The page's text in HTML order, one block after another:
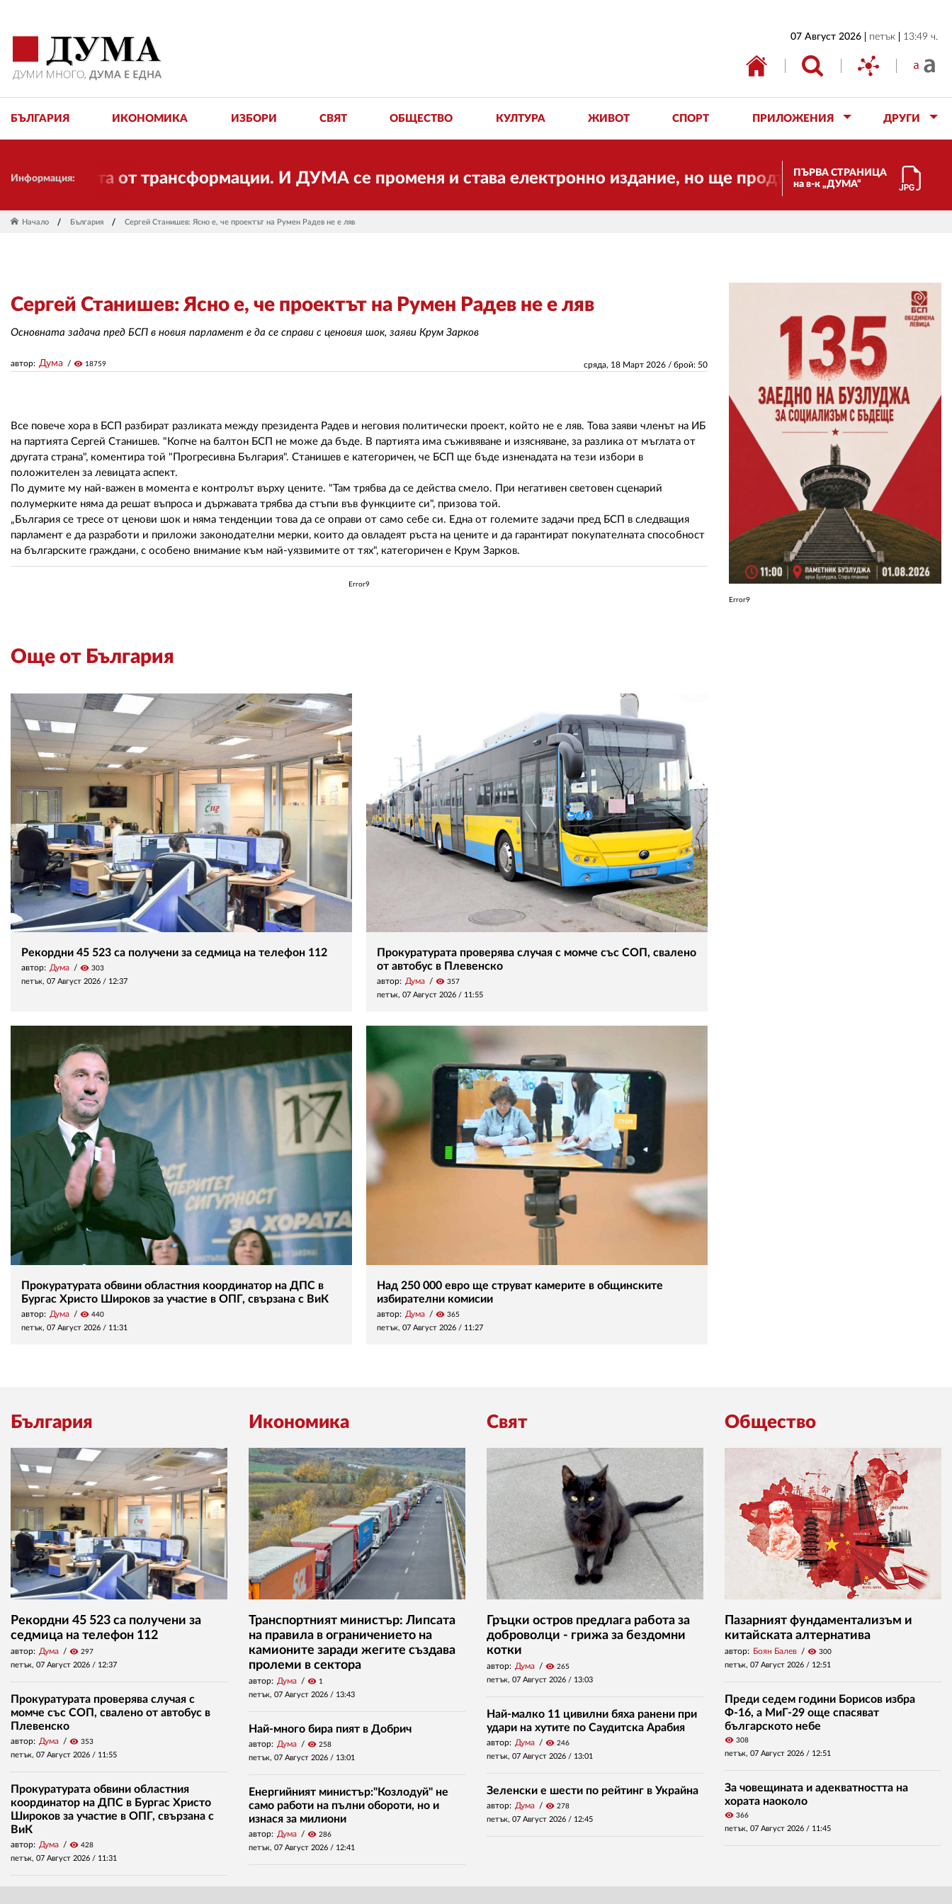
07 Август 2026 петък 13:49 ч.
БЪЛГАРИЯ ИКОНОМИКА ИЗБОРИ СВЯТ ОБЩЕСТВО КУЛТУРА ЖИВОТ СПОРТ ПРИЛОЖЕНИЯ ДРУГИ
Информация:от трансформации. И ДУМА се променя и става електронно издание, но ще продължи да работи за вас и за
ПЪРВА СТРАНИЦА
на в-к „ДУМА“
Начало България Сергей Станишев: Ясно е, че проектът на Румен Радев не е ляв
Сергей Станишев: Ясно е, че проектът на Румен Радев не е ляв
Основната задача пред БСП в новия парламент е да се справи с ценовия шок, заяви Крум Зарков
сряда, 18 Март 2026 / брой: 50
автор: Дума visibility 18759
Все повече хора в БСП разбират разликата между президента Радев и неговия политически проект, който не е ляв. Това заяви членът на ИБ
на партията Сергей Станишев. "Копче на балтон БСП не може да бъде. В партията има съживяване и изясняване, за разлика от мъглата от
другата страна", коментира той "Прогресивна България". Станишев е категоричен, че БСП ще бъде изненадата на тези избори в
положителен за левицата аспект.
По думите му най-важен в момента е контролът върху цените. "Там трябва да се действа смело. При негативен световен сценарий
полумерките няма да решат въпроса и държавата трябва да стъпи във функциите си", призова той.
„България се тресе от ценови шок и няма тенденции това да се оправи от само себе си. Една от големите задачи пред БСП в следващия
парламент е да разработи и приложи законодателни мерки, които да овладеят ръста на цените и да гарантират покупателната способност
на българските граждани, с особено внимание към най-уязвимите от тях", категоричен е Крум Зарков.
Error9
Още от България
Рекордни 45 523 са получени за седмица на телефон 112
автор: Дума visibility 303
петък, 07 Август 2026 / 12:37
Прокуратурата проверява случая с момче със СОП, свалено
от автобус в Плевенско
автор: Дума visibility 357
петък, 07 Август 2026 / 11:55
Прокуратурата обвини областния координатор на ДПС в
Бургас Христо Широков за участие в ОПГ, свързана с ВиК
автор: Дума visibility 440
петък, 07 Август 2026 / 11:31
Над 250 000 евро ще струват камерите в общинските
избирателни комисии
автор: Дума visibility 365
петък, 07 Август 2026 / 11:27
Error9
България
Рекордни 45 523 са получени за
седмица на телефон 112
автор: Дума visibility 297
петък, 07 Август 2026 / 12:37
Прокуратурата проверява случая с
момче със СОП, свалено от автобус в
Плевенско
автор: Дума visibility 353
петък, 07 Август 2026 / 11:55
Прокуратурата обвини областния
координатор на ДПС в Бургас Христо
Широков за участие в ОПГ, свързана с
ВиК
автор: Дума visibility 428
петък, 07 Август 2026 / 11:31
Икономика
Транспортният министър: Липсата
на правила в ограничението на
камионите заради жегите създава
пролеми в сектора
автор: Дума visibility 1
петък, 07 Август 2026 / 13:43
Най-много бира пият в Добрич
автор: Дума visibility 258
петък, 07 Август 2026 / 13:01
Енергийният министър:"Козлодуй" не
само работи на пълни обороти, но и
изнася за милиони
автор: Дума visibility 286
петък, 07 Август 2026 / 12:41
Свят
Гръцки остров предлага работа за
доброволци - грижа за бездомни
котки
автор: Дума visibility 265
петък, 07 Август 2026 / 13:03
Най-малко 11 цивилни бяха ранени при
удари на хутите по Саудитска Арабия
автор: Дума visibility 246
петък, 07 Август 2026 / 13:01
Зеленски е шести по рейтинг в Украйна
автор: Дума visibility 278
петък, 07 Август 2026 / 12:45
Общество
Пазарният фундаментализъм и
китайската алтернатива
автор: Боян Балев visibility 300
петък, 07 Август 2026 / 12:51
Преди седем години Борисов избра
Ф-16, а МиГ-29 още спасяват
българското небе
visibility 308
петък, 07 Август 2026 / 12:51
За човещината и адекватността на
хората наоколо
visibility 366
петък, 07 Август 2026 / 11:45
ИКОНОМИКА
ОБЩЕСТВО
АВТОРИ
РЕДАКЦИЯ
РЕКЛАМА
АБОНАМЕНТ
УСЛОВИЯ ЗА ПОЛЗВАНЕ
ПОЛИТИКА ЗА БИСКВИТКИТЕ
ПОЛИТИКАТА ЗА